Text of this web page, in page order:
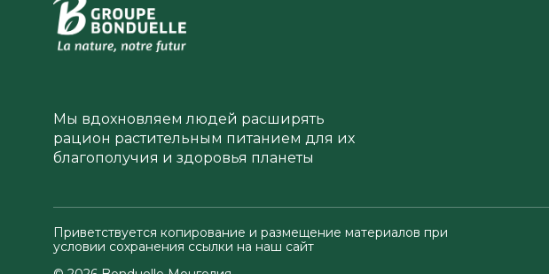
Мы вдохновляем людей расширять
рацион растительным питанием для их
благополучия и здоровья планеты
Приветствуется копирование и размещение материалов при
условии сохранения ссылки на наш сайт